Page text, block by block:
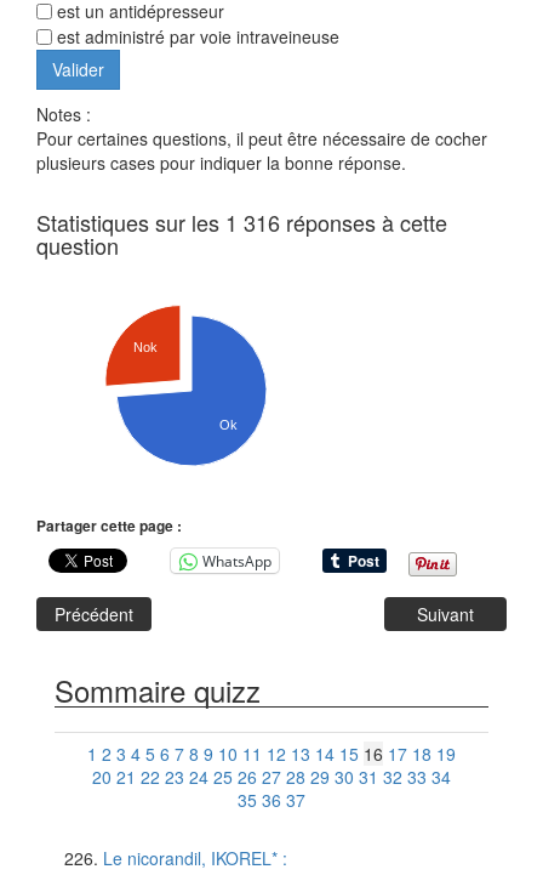
est un antidépresseur
est administré par voie intraveineuse
Notes :
Pour certaines questions, il peut être nécessaire de cocher
plusieurs cases pour indiquer la bonne réponse.
Statistiques sur les 1 316 réponses à cette
question
Nok
Ok
Partager cette page :
WhatsApp
Précédent Suivant
Sommaire quizz
1 2 3 4 5 6 7 8 9 10 11 12 13 14 15 16 17 18 19
20 21 22 23 24 25 26 27 28 29 30 31 32 33 34
35 36 37
Le nicorandil, IKOREL* :